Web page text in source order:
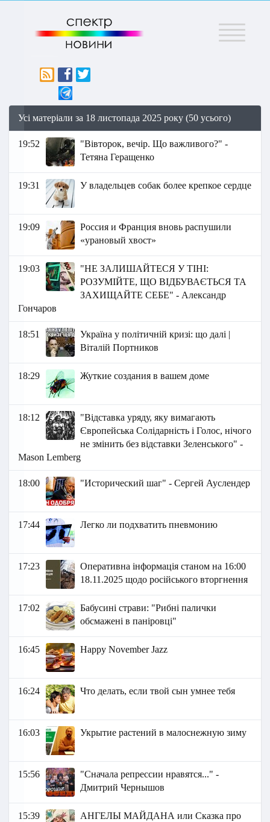
Меню
Усі матеріали за 18 листопада 2025 року (50 усього)
19:52
"Вівторок, вечір. Що важливого?" -
Тетяна Геращенко
19:31 У владельцев собак более крепкое сердце
19:09
Россия и Франция вновь распушили
«урановый хвост»
19:03
"НЕ ЗАЛИШАЙТЕСЯ У ТІНІ:
РОЗУМІЙТЕ, ЩО ВІДБУВАЄТЬСЯ ТА
ЗАХИЩАЙТЕ СЕБЕ" - Александр
Гончаров
18:51
Україна у політичній кризі: що далі |
Віталій Портников
18:29 Жуткие создания в вашем доме
18:12
"Відставка уряду, яку вимагають
Європейська Солідарність і Голос, нічого
не змінить без відставки Зеленського" -
Маson Lemberg
18:00 "Исторический шаг" - Сергей Ауслендер
17:44 Легко ли подхватить пневмонию
17:23
Оперативна інформація станом на 16:00
18.11.2025 щодо російського вторгнення
17:02
Бабусині страви: "Рибні палички
обсмажені в паніровці"
16:45 Happy November Jazz
16:24 Что делать, если твой сын умнее тебя
16:03 Укрытие растений в малоснежную зиму
15:56
"Сначала репрессии нравятся..." -
Дмитрий Чернышов
15:39
АНГЕЛЫ МАЙДАНА или Сказка про